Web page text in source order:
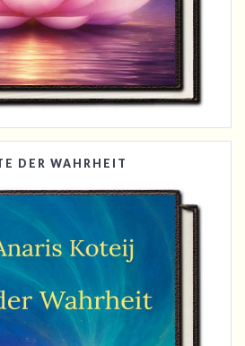
DER WAHRHEIT